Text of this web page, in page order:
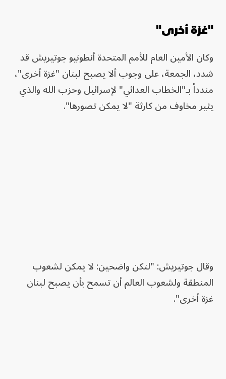
"غزة أخرى"
وكان الأمين العام للأمم المتحدة أنطونيو جوتيريش قد
شدد، الجمعة، على وجوب ألا يصبح لبنان "غزة أخرى"،
مندداً بـ"الخطاب العدائي" لإسرائيل وحزب الله والذي
يثير مخاوف من كارثة "لا يمكن تصورها".
وقال جوتيريش: "لنكن واضحين: لا يمكن لشعوب
المنطقة ولشعوب العالم أن تسمح بأن يصبح لبنان
غزة أخرى".